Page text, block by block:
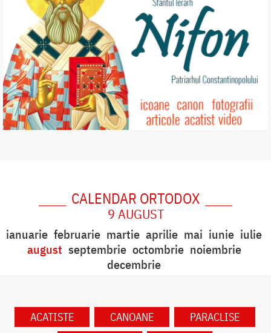
CALENDAR ORTODOX
9 AUGUST
ianuarie februarie martie aprilie mai iunie iulie
august septembrie octombrie noiembrie
decembrie
ACATISTE CANOANE
PARACLISE